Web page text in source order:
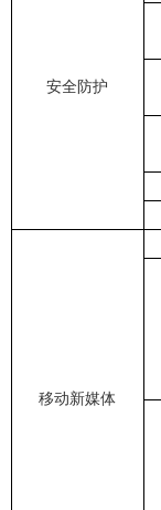
安全防护
移动新媒体